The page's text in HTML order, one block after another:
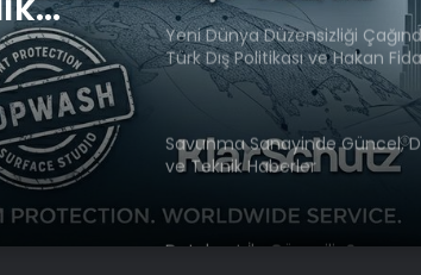
Yeni Dünya Düzensizliği
Türk Dış Politikası ve Hakan
Faktörü
Savunma Sanayinde Güncel,
ve Teknik Haberler
Datahost İle Güvenilir Sunucu